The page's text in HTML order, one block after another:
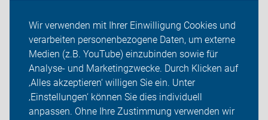
Wir verwenden mit Ihrer Einwilligung Cookies und
verarbeiten personenbezogene Daten, um externe
Medien (z.B. YouTube) einzubinden sowie für
Analyse- und Marketingzwecke. Durch Klicken auf
‚Alles akzeptieren‘ willigen Sie ein. Unter
‚Einstellungen‘ können Sie dies individuell
anpassen. Ohne Ihre Zustimmung verwenden wir
Ortsgruppen
Sei dabei
Presse